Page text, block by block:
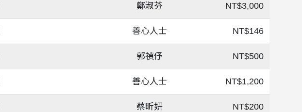
鄭淑芬 NT$3,000
善心人士 NT$146
郭禎伃 NT$500
善心人士 NT$1,200
蔡昕妍 NT$200